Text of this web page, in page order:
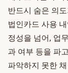
반드시 숨은 의
법인카드 사용
정성을 넘어, 업
과 여부 등을 파
파악하지 못한